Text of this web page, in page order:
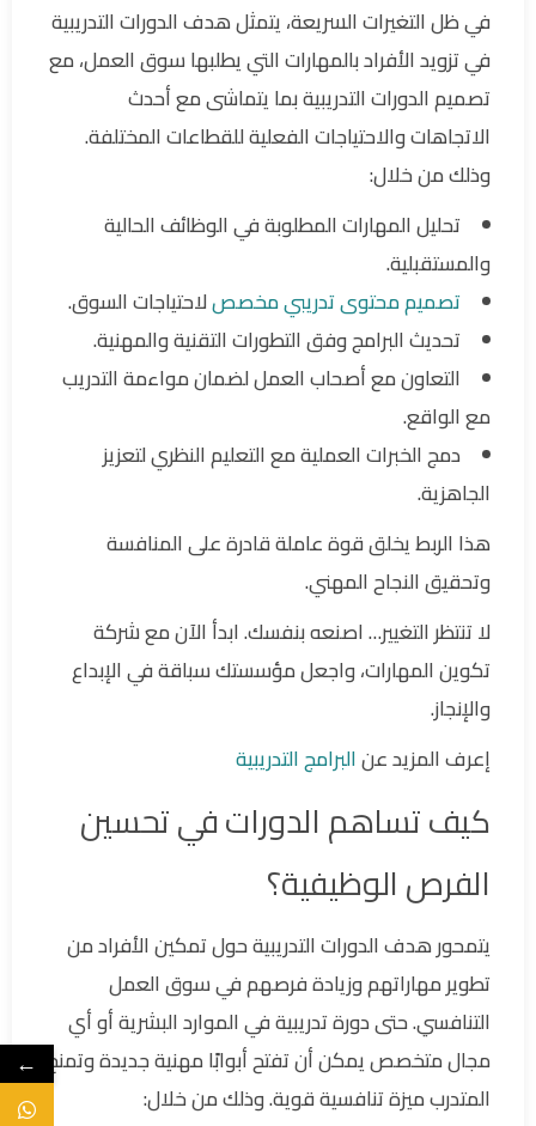
في ظل التغيرات السريعة، يتمثل هدف الدورات التدريبية
في تزويد الأفراد بالمهارات التي يطلبها سوق العمل، مع
تصميم الدورات التدريبية بما يتماشى مع أحدث
الاتجاهات والاحتياجات الفعلية للقطاعات المختلفة.
وذلك من خلال:
تحليل المهارات المطلوبة في الوظائف الحالية
والمستقبلية.
تصميم محتوى تدريبي مخصصلاحتياجات السوق.
تحديث البرامج وفق التطورات التقنية والمهنية.
التعاون مع أصحاب العمل لضمان مواءمة التدريب
مع الواقع.
دمج الخبرات العملية مع التعليم النظري لتعزيز
الجاهزية.
هذا الربط يخلق قوة عاملة قادرة على المنافسة
وتحقيق النجاح المهني.
لا تنتظر التغيير… اصنعه بنفسك. ابدأ الآن مع شركة
تكوين المهارات، واجعل مؤسستك سباقة في الإبداع
والإنجاز.
إعرف المزيد عنالبرامج التدريبية
كيف تساهم الدورات في تحسين
الفرص الوظيفية؟
يتمحور هدف الدورات التدريبية حول تمكين الأفراد من
تطوير مهاراتهم وزيادة فرصهم في سوق العمل
التنافسي. حتى دورة تدريبية في الموارد البشرية أو أي
مجال متخصص يمكن أن تفتح أبوابًا مهنية جديدة وتمنح
المتدرب ميزة تنافسية قوية. وذلك من خلال:
←